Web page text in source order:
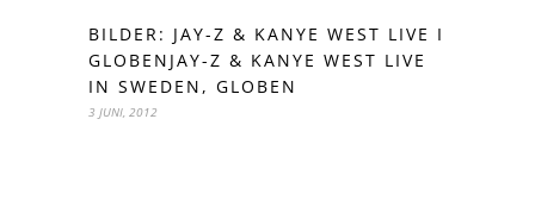
BILDER: JAY-Z & KANYE WEST LIVE I
GLOBENJAY-Z & KANYE WEST LIVE
IN SWEDEN, GLOBEN
3 JUNI, 2012